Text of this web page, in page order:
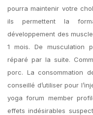
pourra maintenir votre
ils permettent la
développement des
1 mois. De musculation
réparé par la suite.
porc. La consommation
conseillé d’utiliser pour
yoga forum member
effets indésirables